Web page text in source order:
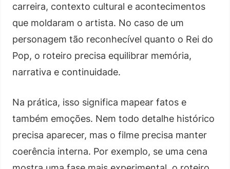
carreira, contexto cultural e acontecimentos
que moldaram o artista. No caso de um
personagem tão reconhecível quanto o Rei do
Pop, o roteiro precisa equilibrar memória,
narrativa e continuidade.
Na prática, isso significa mapear fatos e
também emoções. Nem todo detalhe histórico
precisa aparecer, mas o filme precisa manter
coerência interna. Por exemplo, se uma cena